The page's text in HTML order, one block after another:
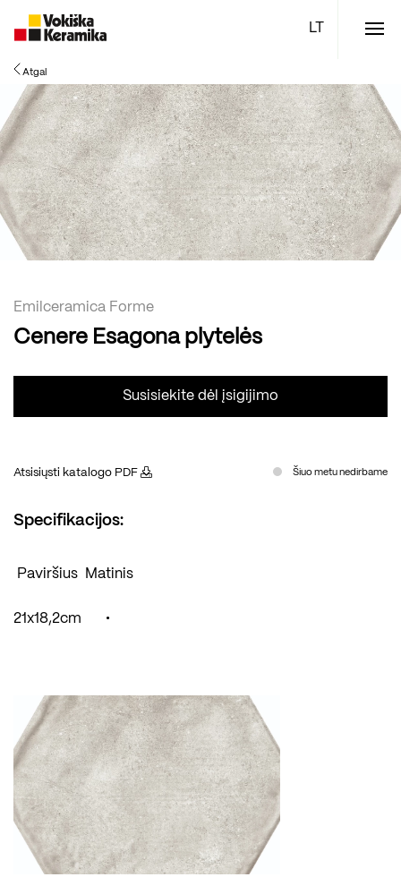
Atgal
Emilceramica Forme
Cenere Esagona plytelės
Susisiekite dėl įsigijimo
Atsisiųsti katalogo PDF Šiuo metu nedirbame
Specifikacijos:
Paviršius Matinis
21x18,2cm •
Meniu
Plytelės
Vonios kambario įranga
Boen parketlentės
Specialūs pasiūlymai TOP